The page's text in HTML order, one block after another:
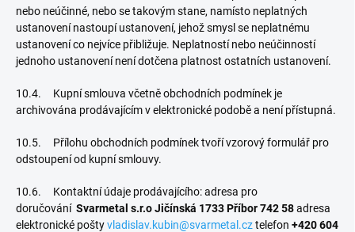
nebo neúčinné, nebo se takovým stane, namísto neplatných
ustanovení nastoupí ustanovení, jehož smysl se neplatnému
ustanovení co nejvíce přibližuje. Neplatností nebo neúčinností
jednoho ustanovení není dotčena platnost ostatních ustanovení.
10.4. Kupní smlouva včetně obchodních podmínek je
archivována prodávajícím v elektronické podobě a není přístupná.
10.5. Přílohu obchodních podmínek tvoří vzorový formulář pro
odstoupení od kupní smlouvy.
10.6. Kontaktní údaje prodávajícího: adresa pro
doručování Svarmetal s.r.o Jičínská 1733 Příbor742 58adresa
elektronické poštyvladislav.kubin@svarmetal.cztelefon +420 604